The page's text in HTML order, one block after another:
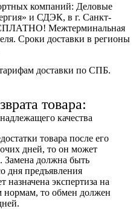
компаний: Деловые
и СДЭК, в г. Санкт-
Межтерминальная
Сроки доставки в регионы
доставки по СПБ.
товара:
качества
товара после его
дней, то он может
Замена должна быть
дня предъявления
назначена экспертиза на
нормам, то обмен должен